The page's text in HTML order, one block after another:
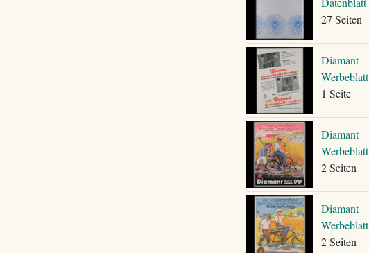
27 Seiten
Diamant
Werbeblatt
1 Seite
Diamant
Werbeblatt
2 Seiten
Diamant
Werbeblatt
2 Seiten